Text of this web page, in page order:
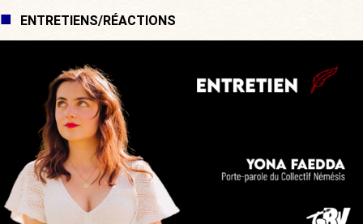
ENTRETIENS/RÉACTIONS